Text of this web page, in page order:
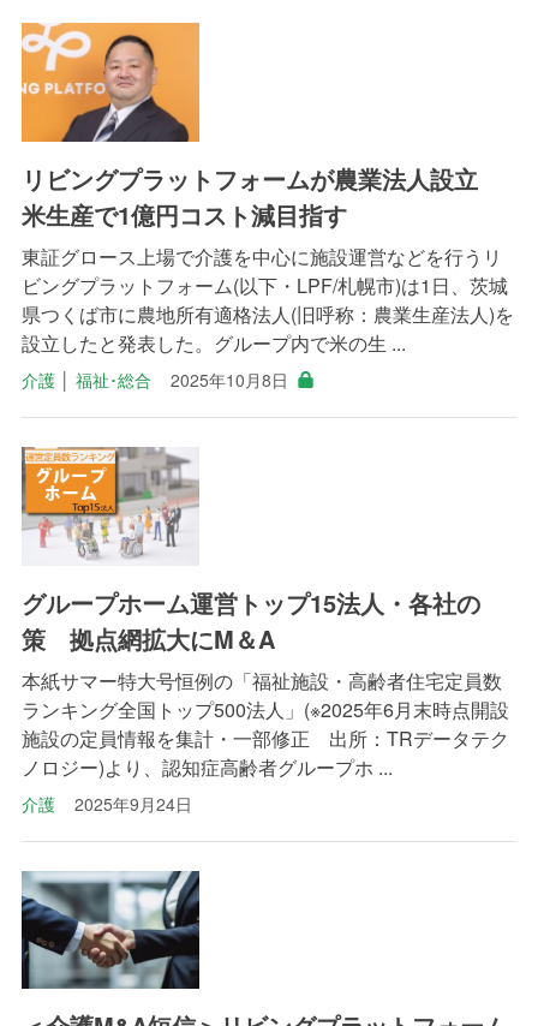
リビングプラットフォームが農業法人設立
米生産で1億円コスト減目指す
東証グロース上場で介護を中心に施設運営などを行うリ
ビングプラットフォーム(以下・LPF/札幌市)は1日、茨城
県つくば市に農地所有適格法人(旧呼称：農業生産法人)を
設立したと発表した。グループ内で米の生 ...
介護│ 福祉･総合 2025年10月8日
グループホーム運営トップ15法人・各社の
策 拠点網拡大にM＆A
本紙サマー特大号恒例の「福祉施設・高齢者住宅定員数
ランキング全国トップ500法人」(※2025年6月末時点開設
施設の定員情報を集計・一部修正 出所：TRデータテク
ノロジー)より、認知症高齢者グループホ ...
介護 2025年9月24日